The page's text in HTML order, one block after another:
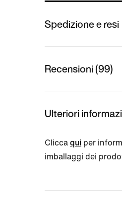
Spedizione e resi
Recensioni (99)
Ulteriori
Clicca qui per
imballaggi dei